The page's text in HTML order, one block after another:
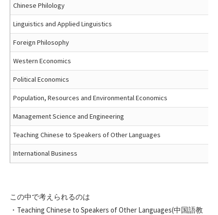
Chinese Philology
Linguistics and Applied Linguistics
Foreign Philosophy
Western Economics
Political Economics
Population, Resources and Environmental Economics
Management Science and Engineering
Teaching Chinese to Speakers of Other Languages
International Business
この中で考えられるのは
・Teaching Chinese to Speakers of Other Languages(中国語教